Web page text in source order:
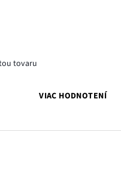
tovaru
VIAC HODNOTENÍ